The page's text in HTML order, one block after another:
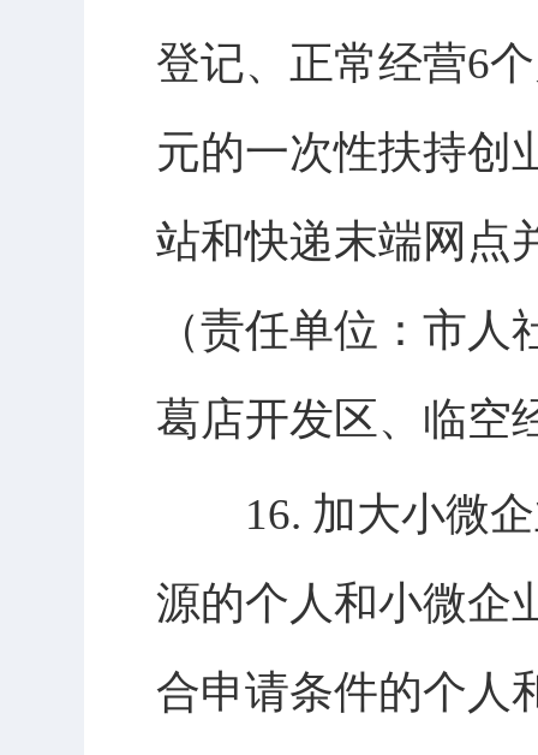
登记、正常经营6
元的一次性扶持创
站和快递末端网点
（责任单位：市
葛店开发区、临空
16. 加大小微企
源的个人和小微企
合申请条件的个人